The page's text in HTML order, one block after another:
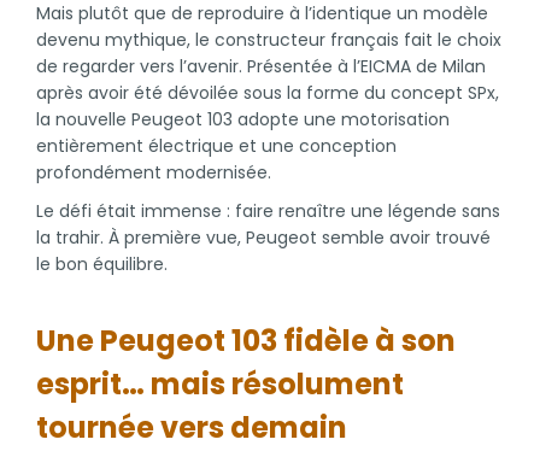
Mais plutôt que de reproduire à l’identique un modèle
devenu mythique, le constructeur français fait le choix
de regarder vers l’avenir. Présentée à l’EICMA de Milan
après avoir été dévoilée sous la forme du concept SPx,
la nouvelle Peugeot 103 adopte une motorisation
entièrement électrique et une conception
profondément modernisée.
Le défi était immense : faire renaître une légende sans
la trahir. À première vue, Peugeot semble avoir trouvé
le bon équilibre.
Une Peugeot 103 fidèle à son
esprit… mais résolument
tournée vers demain